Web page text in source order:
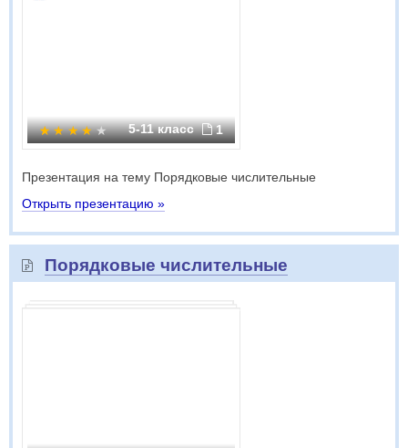
5-11 класс 1
Презентация на тему Порядковые числительные
Открыть презентацию »
Порядковые числительные